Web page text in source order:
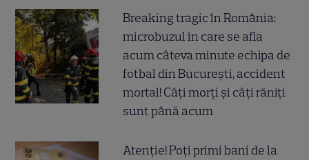
Breaking tragic în România:
microbuzul în care se afla
acum câteva minute echipa de
fotbal din București, accident
mortal! Câți morți și câți răniți
sunt până acum
Atenție! Poți primi bani de la